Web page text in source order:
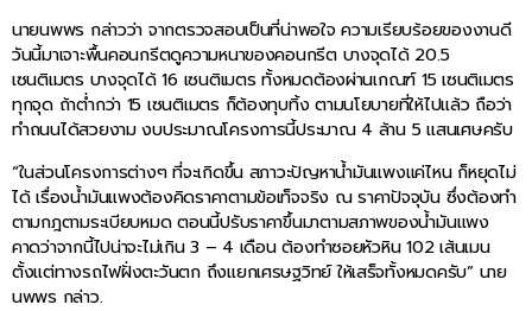
นายนพพร กล่าวว่า จากตรวจสอบเป็นที่น่าพอใจ ความเรียบร้อยของงานดี
วันนี้มาเจาะพื้นคอนกรีตดูความหนาของคอนกรีต บางจุดได้ 20.5
เซนติเมตร บางจุดได้ 16 เซนติเมตร ทั้งหมดต้องผ่านเกณฑ์ 15 เซนติเมตร
ทุกจุด ถ้าต่ำกว่า 15 เซนติเมตร ก็ต้องทุบทิ้ง ตามนโยบายที่ให้ไปแล้ว ถือว่า
ทำถนนได้สวยงาม งบประมาณโครงการนี้ประมาณ 4 ล้าน 5 แสนเศษครับ
“ในส่วนโครงการต่างๆ ที่จะเกิดขึ้น สภาวะปัญหาน้ำมันแพงแค่ไหน ก็หยุดไม่
ได้ เรื่องน้ำมันแพงต้องคิดราคาตามข้อเท็จจริง ณ ราคาปัจจุบัน ซึ่งต้องทำ
ตามกฎตามระเบียบหมด ตอนนี้ปรับราคาขึ้นมาตามสภาพของน้ำมันแพง
คาดว่าจากนี้ไปน่าจะไม่เกิน 3 – 4 เดือน ต้องทำซอยหัวหิน 102 เส้นเมน
ตั้งแต่ทางรถไฟฝั่งตะวันตก ถึงแยกเศรษฐวิทย์ ให้เสร็จทั้งหมดครับ” นาย
นพพร กล่าว.